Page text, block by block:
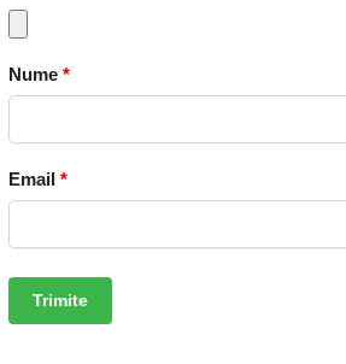
Nume *
Email *